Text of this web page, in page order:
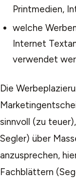
Printmedien,
welche
Internet
verwendet
Die
sinnvoll (zu
Segler) über
anzusprechen,
Fachblättern